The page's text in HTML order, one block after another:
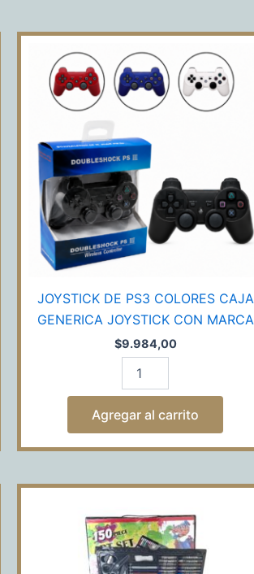
JOYSTICK DE PS3 COLORES CAJA
GENERICA JOYSTICK CON MARCA
$9.984,00
DE
PS3
COLORES
CAJA
JOYSTICK
CON
MARCA
cantidad
Agregar al carrito
ARTE
150
PCS